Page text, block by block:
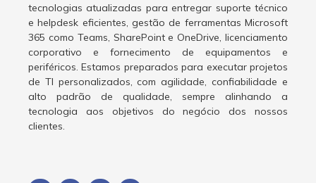
tecnologias atualizadas para entregar suporte técnico
e helpdesk eficientes, gestão de ferramentas Microsoft
365 como Teams, SharePoint e OneDrive, licenciamento
corporativo e fornecimento de equipamentos e
periféricos. Estamos preparados para executar projetos
de TI personalizados, com agilidade, confiabilidade e
alto padrão de qualidade, sempre alinhando a
tecnologia aos objetivos do negócio dos nossos
clientes.